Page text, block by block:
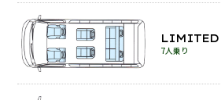
LIMITED
7人乗り